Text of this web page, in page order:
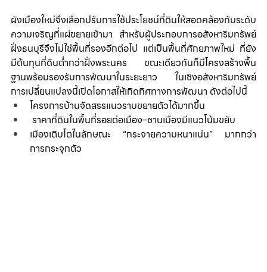
ผังเมืองใหม่จึงเลือกปรับการใช้ประโยชน์ที่ดินให้สอดคล้องกับระดับ
ความเจริญที่แผ่ขยายเข้ามา สำหรับผู้ประกอบการอสังหาริมทรัพย์
ฝั่งธนบุรีจึงไม่ใช่พื้นที่รองอีกต่อไป แต่เป็นพื้นที่ศักยภาพใหม่ ที่ยัง
มีต้นทุนที่ดินต่ำกว่าฝั่งพระนคร ขณะเดียวกันก็มีโครงสร้างพื้น
ฐานพร้อมรองรับการพัฒนาในระยะยาว ในเชิงอสังหาริมทรัพย์
การเปลี่ยนแปลงนี้เปิดโอกาสให้เกิดทิศทางการพัฒนา ดังต่อไปนี้
โครงการบ้านจัดสรรแนวราบขยายตัวได้มากขึ้น
ราคาที่ดินในพื้นที่รอยต่อเมือง–ชานเมืองมีแนวโน้มขยับ
เมืองเติบโตในลักษณะ “กระจายความหนาแน่น” มากกว่า
การกระจุกตัว